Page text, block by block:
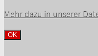
Mehr dazu in unserer
OK